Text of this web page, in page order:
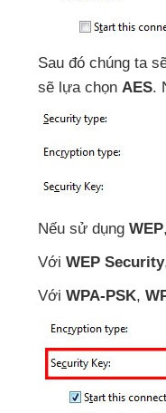
Sau đó chúng ta
sẽ lựa chọn AES.
Nếu sử dụng WEP,
Với WEP Security
Với WPA-PSK,